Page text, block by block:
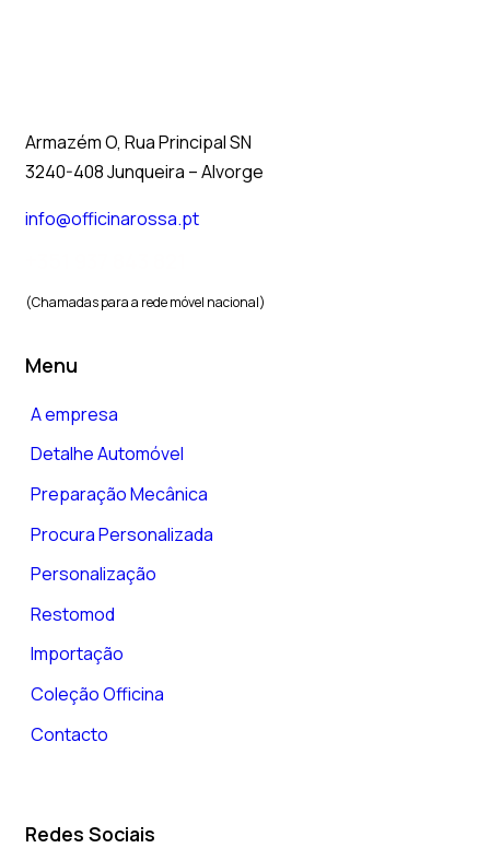
Armazém O, Rua Principal SN
3240-408 Junqueira – Alvorge
info@officinarossa.pt
(Chamadas para a rede móvel nacional)
Menu
A empresa
Detalhe Automóvel
Preparação Mecânica
Procura Personalizada
Personalização
Restomod
Importação
Coleção Officina
Contacto
Redes Sociais